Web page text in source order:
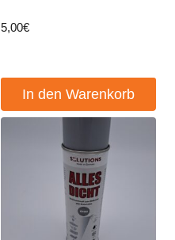
5,00€
In den Warenkorb